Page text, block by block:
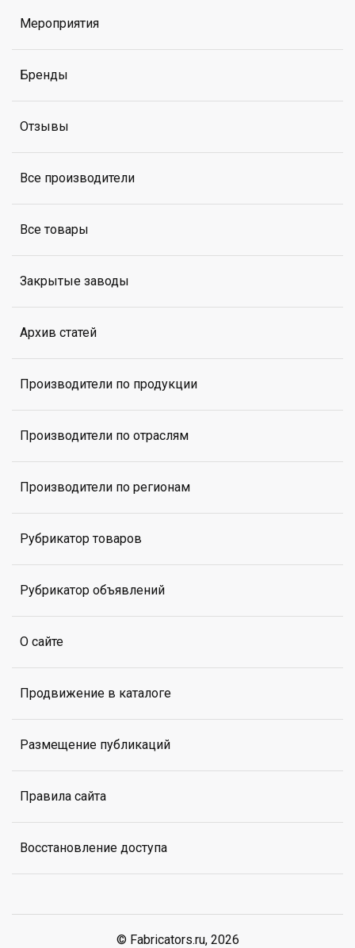
Мероприятия
Бренды
Отзывы
Все производители
Все товары
Закрытые заводы
Архив статей
Производители по продукции
Производители по отраслям
Производители по регионам
Рубрикатор товаров
Рубрикатор объявлений
О сайте
Продвижение в каталоге
Размещение публикаций
Правила сайта
Восстановление доступа
© Fabricators.ru, 2026